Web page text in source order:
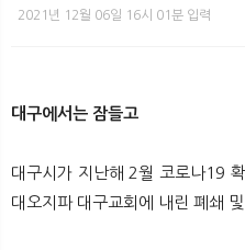
2021년 12월 06일 16시 01분 입력
대구에서는 잠들고
대구시가 지난해 2월 코로나19
대오지파 대구교회에 내린 폐쇄